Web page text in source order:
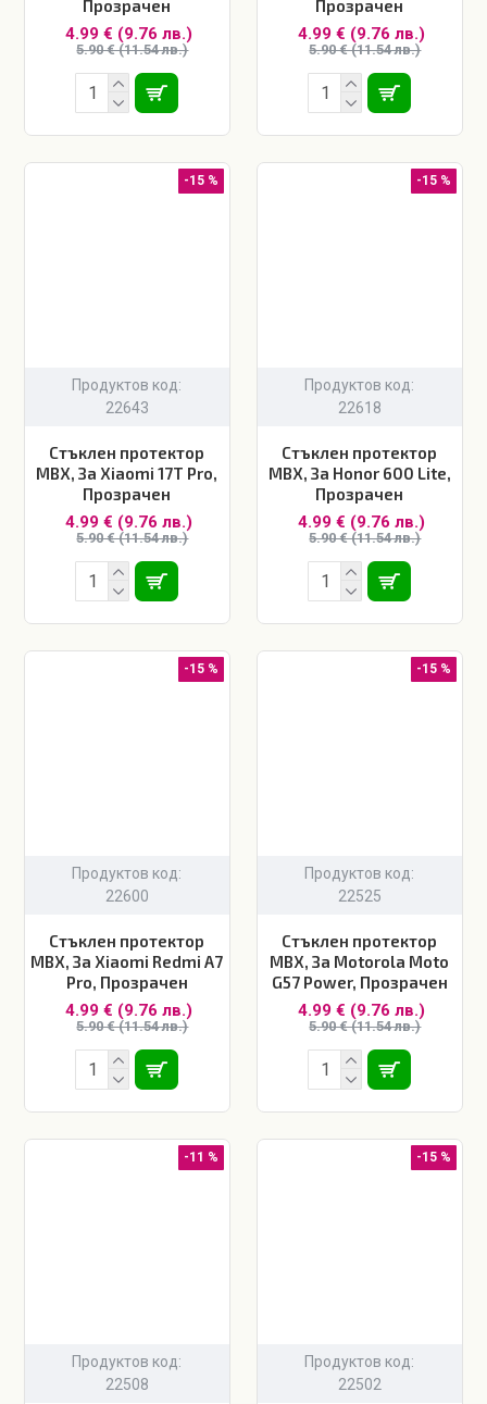
Прозрачен
4.99 € (9.76 лв.)
5.90 € (11.54 лв.)
Прозрачен
4.99 € (9.76 лв.)
5.90 € (11.54 лв.)
-15 %
Продуктов код:
22643
Стъклен протектор
MBX, За Xiaomi 17T Pro,
Прозрачен
4.99 € (9.76 лв.)
5.90 € (11.54 лв.)
-15 %
Продуктов код:
22618
Стъклен протектор
MBX, За Honor 600 Lite,
Прозрачен
4.99 € (9.76 лв.)
5.90 € (11.54 лв.)
-15 %
Продуктов код:
22600
Стъклен протектор
MBX, За Xiaomi Redmi A7
Pro, Прозрачен
4.99 € (9.76 лв.)
5.90 € (11.54 лв.)
-15 %
Продуктов код:
22525
Стъклен протектор
MBX, За Motorola Moto
G57 Power, Прозрачен
4.99 € (9.76 лв.)
5.90 € (11.54 лв.)
-11 %
Продуктов код:
22508
-15 %
Продуктов код:
22502